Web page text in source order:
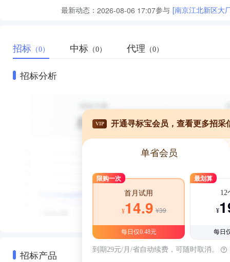
最新动态： 2026-08-06 17:07参与 [南京江北新区大
招标 （0） 中标 （0） 代理 （0）
招标分析
招标产品
VIP 开通寻标宝会员，查看更多招采
单省会员
限购一次
首月试用
¥14.9 ¥39
每日仅0.48元
最划算
12
¥
每日
到期29元/月/省自动续费，可随时取消。